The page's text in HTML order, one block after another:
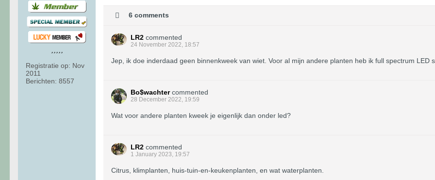
Registratie op: Nov
2011
Berichten: 8557
6 comments
LR2 commented
24 November 2022, 18:57
Jep, ik doe inderdaad geen binnenkweek van wiet. Voor al mijn andere planten heb ik full spectrum LED
Bo$wachter commented
28 December 2022, 19:59
Wat voor andere planten kweek je eigenlijk dan onder led?
LR2 commented
1 January 2023, 19:57
Citrus, klimplanten, huis-tuin-en-keukenplanten, en wat waterplanten.